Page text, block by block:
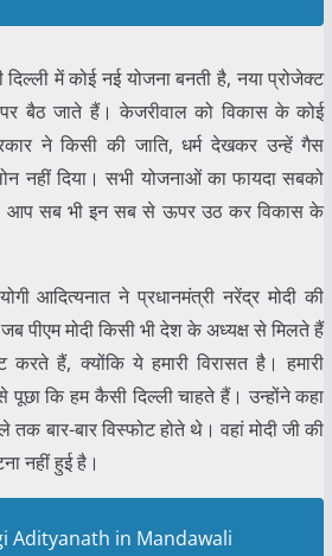
में कोई नई योजना बनती है, नया प्रोजेक्ट
बैठ जाते हैं। केजरीवाल को विकास के कोई
ने किसी की जाति, धर्म देखकर उन्हें गैस
नहीं दिया। सभी योजनाओं का फायदा सबको
आप सब भी इन सब से ऊपर उठ कर विकास के
आदित्यनात ने प्रधानमंत्री नरेंद्र मोदी की
पीएम मोदी किसी भी देश के अध्यक्ष से मिलते हैं
करते हैं, क्योंकि ये हमारी विरासत है। हमारी
पूछा कि हम कैसी दिल्ली चाहते हैं। उन्होंने कहा
बार-बार विस्फोट होते थे। वहां मोदी जी की
नहीं हुई है।
Adityanath in Mandawali